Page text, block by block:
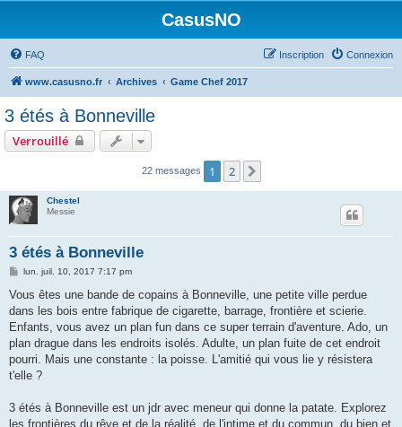
CasusNO
FAQ Connexion
Inscription
www.casusno.fr Archives Game Chef 2017
3 étés à Bonneville
Verrouillé
22 messages 1 2
Chestel
Messie
3 étés à Bonneville
M
s
a
g
lun. juil. 10, 2017 7:17 pm
Vous êtes une bande de copains à Bonneville, une petite ville perdue
dans les bois entre fabrique de cigarette, barrage, frontière et scierie.
Enfants, vous avez un plan fun dans ce super terrain d'aventure. Ado, un
plan drague dans les endroits isolés. Adulte, un plan fuite de cet endroit
pourri. Mais une constante : la poisse. L'amitié qui vous lie y résistera
t'elle ?
3 étés à Bonneville est un jdr avec meneur qui donne la patate. Explorez
les frontières du rêve et de la réalité, de l'intime et du commun, du bien et